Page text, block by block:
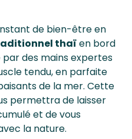
de bien-être en
thaïen bord
par des mains expertes
tendu, en parfaite
de la mer. Cette
permettra de laisser
et de vous
la nature.